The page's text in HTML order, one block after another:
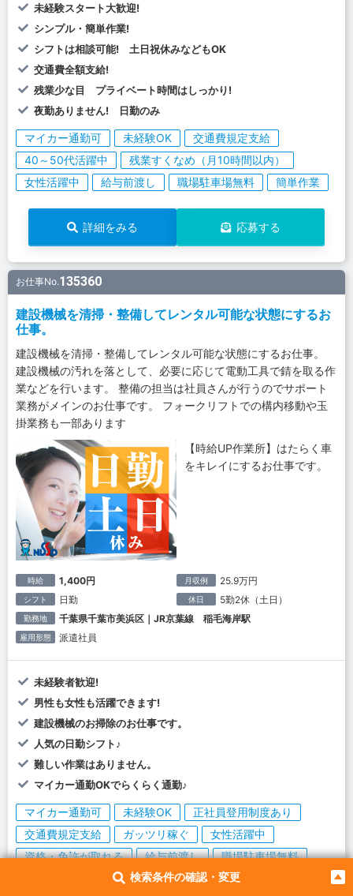
検索条件の確認・変更
未経験スタート大歓迎!
シンプル・簡単作業!
シフトは相談可能! 土日祝休みなどもOK
交通費全額支給!
残業少な目 プライベート時間はしっかり!
夜勤ありません! 日勤のみ
マイカー通勤可 未経験OK
交通費規定支給
40～50代活躍中
残業すくなめ（月10時間以内）
女性活躍中
給与前渡し 職場駐車場無料 簡単作業
詳細をみる 応募する
お仕事No.135360
建設機械を清掃・整備してレンタル可能な状態にするお
仕事。
建設機械を清掃・整備してレンタル可能な状態にするお仕事。
建設機械の汚れを落として、必要に応じて電動工具で錆を取る作
業などを行います。 整備の担当は社員さんが行うのでサポート
業務がメインのお仕事です。 フォークリフトでの構内移動や玉
掛業務も一部あります
【時給UP作業所】はたらく車
をキレイにするお仕事です。
時給 1,400円 月収例 25.9万円
シフト 日勤 休日 5勤2休（土日）
勤務地 千葉県千葉市美浜区｜JR京葉線 稲毛海岸駅
雇用形態 派遣社員
未経験者歓迎!
男性も女性も活躍できます!
建設機械のお掃除のお仕事です。
人気の日勤シフト♪
難しい作業はありません。
マイカー通勤OKでらくらく通勤♪
マイカー通勤可 未経験OK
正社員登用制度あり
交通費規定支給
ガッツリ稼ぐ
女性活躍中
資格・免許が取れる
給与前渡し 職場駐車場無料